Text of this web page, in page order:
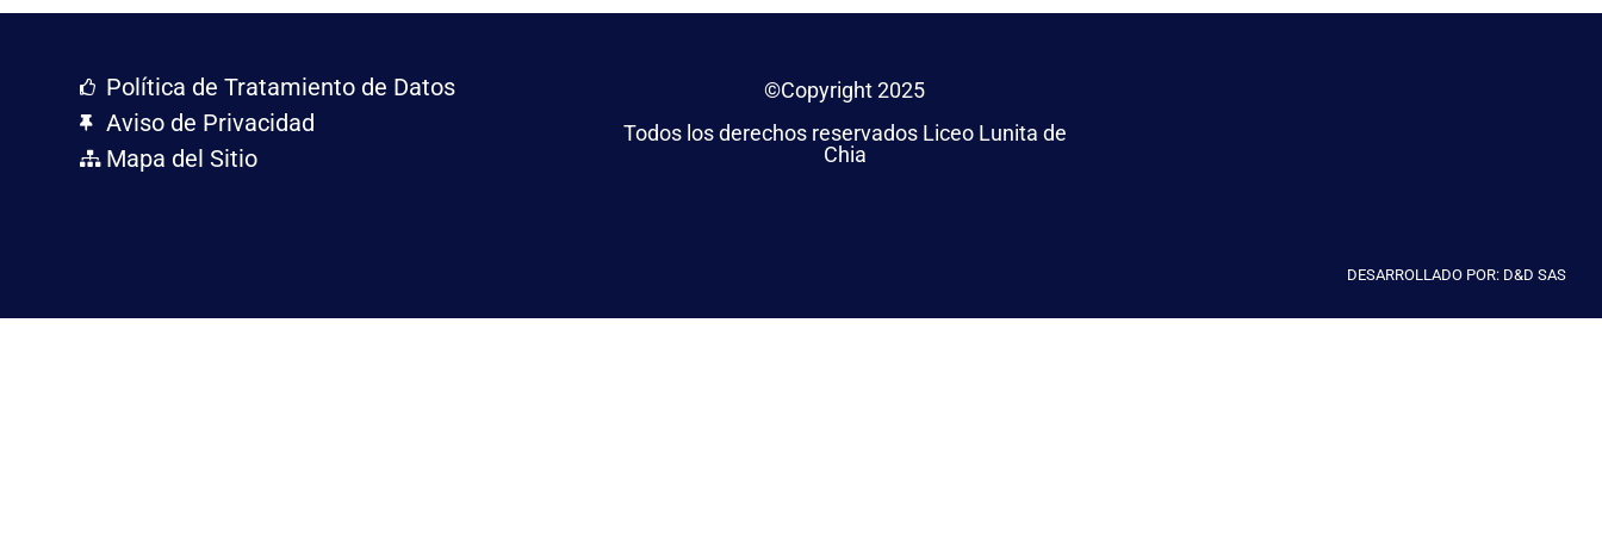
Política de Tratamiento de Datos
Aviso de Privacidad
Mapa del Sitio
©Copyright 2025
Todos los derechos reservados Liceo Lunita de
Chia
DESARROLLADO POR: D&D SAS